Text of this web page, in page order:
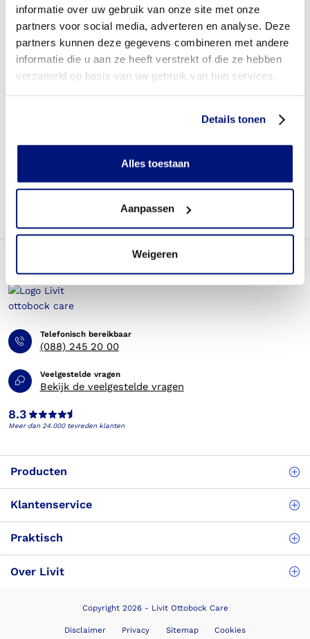
informatie over uw gebruik van onze site met onze
partners voor social media, adverteren en analyse. Deze
partners kunnen deze gegevens combineren met andere
informatie die u aan ze heeft verstrekt of die ze hebben
verzameld op basis van uw gebruik van hun services.
Details tonen
Alles toestaan
Aanpassen
Weigeren
verzekering?
Betaal ik een eigen risico?
uitvoeringen?
Telefonisch bereikbaar
(088) 245 20 00
Veelgestelde vragen
Bekijk de veelgestelde vragen
8.3
Meer dan 24.000 tevreden klanten
Producten
Klantenservice
Praktisch
Over Livit
Copyright 2026 - Livit Ottobock Care
Disclaimer Privacy Sitemap Cookies